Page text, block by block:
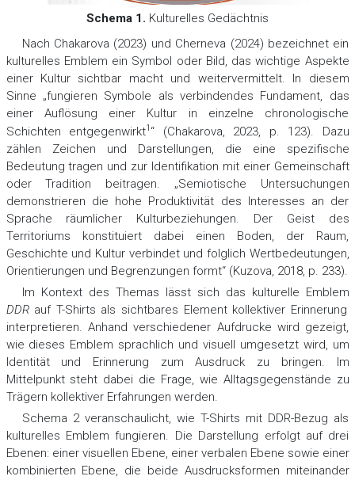
Schema 1. Kulturelles Gedächtnis
Nach Chakarova (2023) und Cherneva (2024) bezeichnet ein
kulturelles Emblem ein Symbol oder Bild, das wichtige Aspekte
einer Kultur sichtbar macht und weitervermittelt. In diesem
Sinne „fungieren Symbole als verbindendes Fundament, das
einer Auflösung einer Kultur in einzelne chronologische
Schichten entgegenwirkt1 “ (Chakarova, 2023, р. 123). Dazu
zählen Zeichen und Darstellungen, die eine spezifische
Bedeutung tragen und zur Identifikation mit einer Gemeinschaft
oder Tradition beitragen. „Semiotische Untersuchungen
demonstrieren die hohe Produktivität des Interesses an der
Sprache räumlicher Kulturbeziehungen. Der Geist des
Territoriums konstituiert dabei einen Boden, der Raum,
Geschichte und Kultur verbindet und folglich Wertbedeutungen,
Orientierungen und Begrenzungen formt“ (Kuzova, 2018, р. 233).
Im Kontext des Themas lässt sich das kulturelle Emblem
DDRauf T-Shirts als sichtbares Element kollektiver Erinnerung
interpretieren. Anhand verschiedener Aufdrucke wird gezeigt,
wie dieses Emblem sprachlich und visuell umgesetzt wird, um
Identität und Erinnerung zum Ausdruck zu bringen. Im
Mittelpunkt steht dabei die Frage, wie Alltagsgegenstände zu
Trägern kollektiver Erfahrungen werden.
Schema 2 veranschaulicht, wie T-Shirts mit DDR-Bezug als
kulturelles Emblem fungieren. Die Darstellung erfolgt auf drei
Ebenen: einer visuellen Ebene, einer verbalen Ebene sowie einer
kombinierten Ebene, die beide Ausdrucksformen miteinander